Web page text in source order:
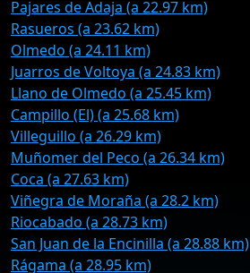
Pajares de Adaja (a 22.97 km)
Rasueros (a 23.62 km)
Olmedo (a 24.11 km)
Juarros de Voltoya (a 24.83 km)
Llano de Olmedo (a 25.45 km)
Campillo (El) (a 25.68 km)
Villeguillo (a 26.29 km)
Muñomer del Peco (a 26.34 km)
Coca (a 27.63 km)
Viñegra de Moraña (a 28.2 km)
Riocabado (a 28.73 km)
San Juan de la Encinilla (a 28.88 km)
Rágama (a 28.95 km)